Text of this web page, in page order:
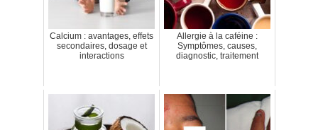
Calcium : avantages, effets
secondaires, dosage et
interactions
Allergie à la caféine :
Symptômes, causes,
diagnostic, traitement